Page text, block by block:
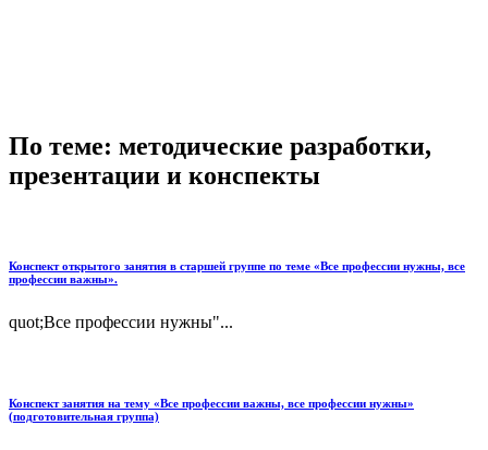
По теме: методические разработки,
презентации и конспекты
Конспект открытого занятия в старшей группе по теме «Все профессии нужны, все
профессии важны».
quot;Все профессии нужны"...
Конспект занятия на тему «Все профессии важны, все профессии нужны»
(подготовительная группа)